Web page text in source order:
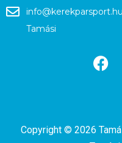
info@kerekparsport.hu
Tamási
Copyright © 2026